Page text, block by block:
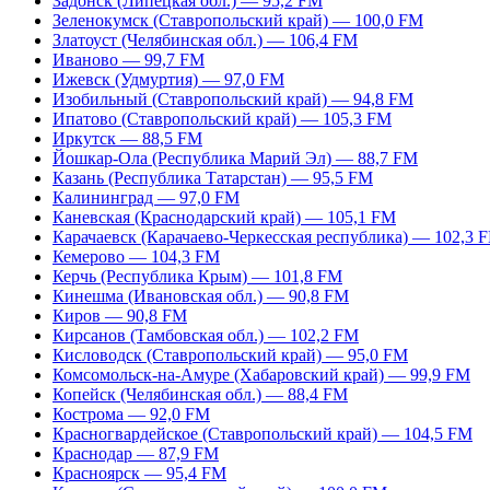
Зеленокумск (Ставропольский край) — 100,0 FM
Златоуст (Челябинская обл.) — 106,4 FM
Иваново — 99,7 FM
Ижевск (Удмуртия) — 97,0 FM
Изобильный (Ставропольский край) — 94,8 FM
Ипатово (Ставропольский край) — 105,3 FM
Иркутск — 88,5 FM
Йошкар-Ола (Республика Марий Эл) — 88,7 FM
Казань (Республика Татарстан) — 95,5 FM
Калининград — 97,0 FM
Каневская (Краснодарский край) — 105,1 FM
Карачаевск (Карачаево-Черкесская республика) — 102,3
Кемерово — 104,3 FM
Керчь (Республика Крым) — 101,8 FM
Кинешма (Ивановская обл.) — 90,8 FM
Киров — 90,8 FM
Кирсанов (Тамбовская обл.) — 102,2 FM
Кисловодск (Ставропольский край) — 95,0 FM
Комсомольск-на-Амуре (Хабаровский край) — 99,9 FM
Копейск (Челябинская обл.) — 88,4 FM
Кострома — 92,0 FM
Красногвардейское (Ставропольский край) — 104,5 FM
Краснодар — 87,9 FM
Красноярск — 95,4 FM